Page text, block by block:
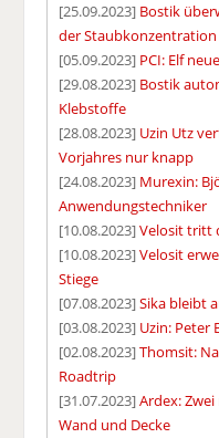
[25.09.2023] Bostik
der Staubkonzentration
[05.09.2023] PCI: Elf
[29.08.2023] Bostik
Klebstoffe
[28.08.2023] Uzin Utz
Vorjahres nur knapp
[24.08.2023] Murexin:
Anwendungstechniker
[10.08.2023]Velosit tritt
[10.08.2023]Velosit
Stiege
[07.08.2023]Sika bleibt
[03.08.2023] Uzin: Peter
[02.08.2023]Thomsit:
Roadtrip
[31.07.2023]Ardex:
Wand und Decke